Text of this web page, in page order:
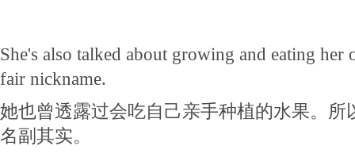
She's also talked about growing and eating
fair nickname.
她也曾透露过会吃自己亲手种植的水果。所
名副其实。